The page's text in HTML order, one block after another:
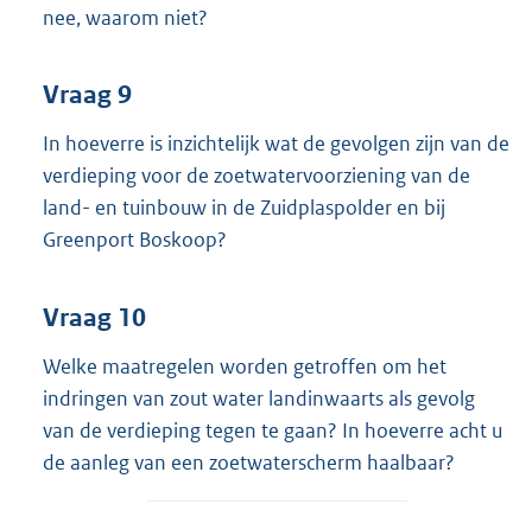
nee, waarom niet?
Vraag 9
In hoeverre is inzichtelijk wat de gevolgen zijn van de
verdieping voor de zoetwatervoorziening van de
land- en tuinbouw in de Zuidplaspolder en bij
Greenport Boskoop?
Vraag 10
Welke maatregelen worden getroffen om het
indringen van zout water landinwaarts als gevolg
van de verdieping tegen te gaan? In hoeverre acht u
de aanleg van een zoetwaterscherm haalbaar?